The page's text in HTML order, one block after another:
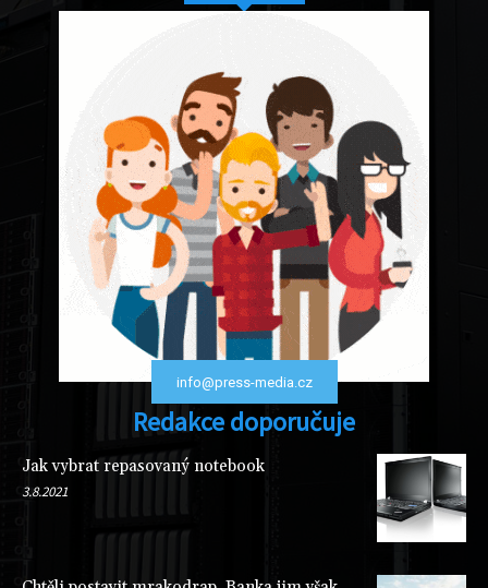
info@press-media.cz
Redakce doporučuje
Jak vybrat repasovaný notebook
3.8.2021